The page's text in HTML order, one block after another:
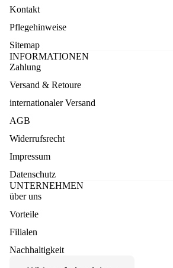
Kontakt
Pflegehinweise
Sitemap
INFORMATIONEN
Zahlung
Versand & Retoure
internationaler Versand
AGB
Widerrufsrecht
Impressum
Datenschutz
UNTERNEHMEN
über uns
Vorteile
Filialen
Nachhaltigkeit